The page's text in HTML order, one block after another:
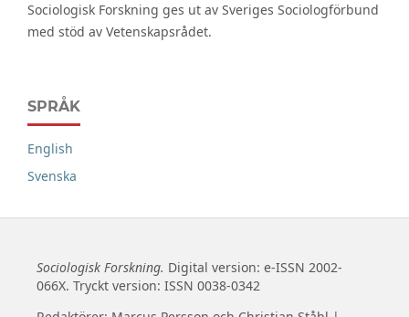
Sociologisk Forskning ges ut av Sveriges Sociologförbund
med stöd av Vetenskapsrådet.
SPRÅK
English
Svenska
Sociologisk Forskning. Digital version: e-ISSN 2002-
066X. Tryckt version: ISSN 0038-0342